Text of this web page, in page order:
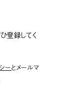
登録してく
ーとメールマ